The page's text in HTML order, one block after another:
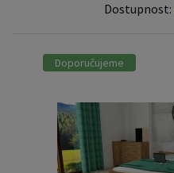
Dostupnost:
Doporučujeme